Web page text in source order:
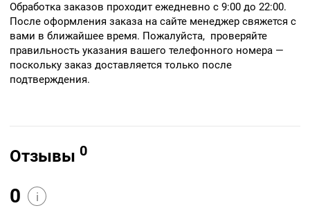
Обработка заказов проходит ежедневно с 9:00 до 22:00.
После оформления заказа на сайте менеджер свяжется с
вами в ближайшее время. Пожалуйста, проверяйте
правильность указания вашего телефонного номера —
поскольку заказ доставляется только после
подтверждения.
Отзывы 0
0 i